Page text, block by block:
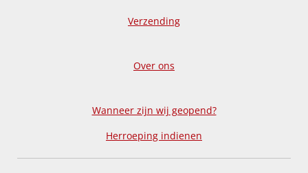
Verzending
Over ons
Wanneer zijn wij geopend?
Herroeping indienen